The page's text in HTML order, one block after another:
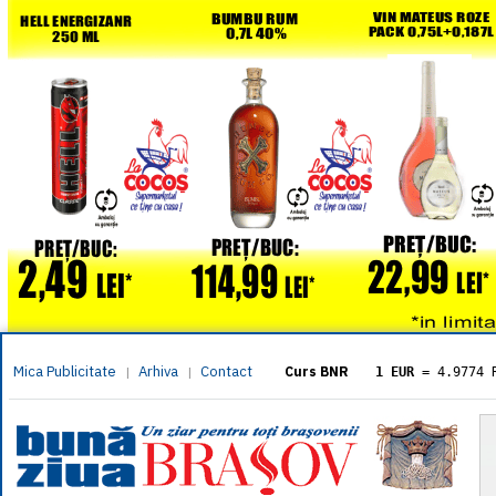
Mica Publicitate | Arhiva | Contact Curs BNR 1 EUR = 4.9774
= 5.8304
1 XAU= 464.4611
1 AED= 1.1933
1 AUD= 2.7957
1 BGN= 2.5449